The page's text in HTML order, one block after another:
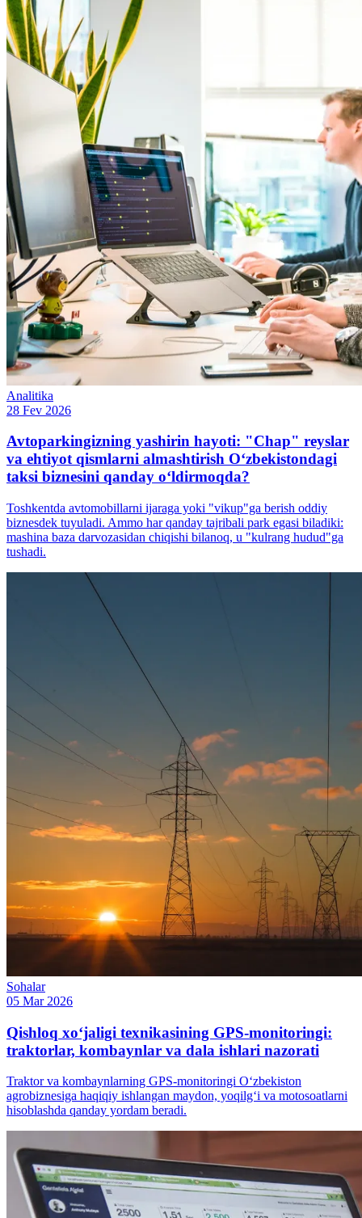
Analitika
28 Fev 2026
Avtoparkingizning yashirin hayoti: "Chap" reyslar
va ehtiyot qismlarni almashtirish O‘zbekistondagi
taksi biznesini qanday o‘ldirmoqda?
Toshkentda avtomobillarni ijaraga yoki "vikup"ga berish oddiy
biznesdek tuyuladi. Ammo har qanday tajribali park egasi biladiki:
mashina baza darvozasidan chiqishi bilanoq, u "kulrang hudud"ga
tushadi.
Sohalar
05 Mar 2026
Qishloq xo‘jaligi texnikasining GPS-monitoringi:
traktorlar, kombaynlar va dala ishlari nazorati
Traktor va kombaynlarning GPS-monitoringi O‘zbekiston
agrobiznesiga haqiqiy ishlangan maydon, yoqilg‘i va motosoatlarni
hisoblashda qanday yordam beradi.